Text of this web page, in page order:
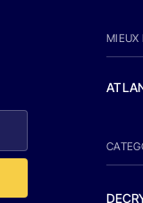
MIEUX